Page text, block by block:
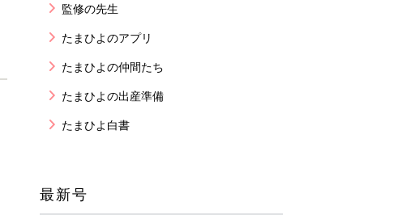
監修の先生
たまひよのアプリ
たまひよの仲間たち
たまひよの出産準備
たまひよ白書
最新号